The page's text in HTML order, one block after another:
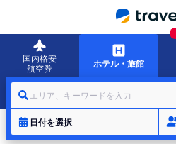
国内格安
航空券
ホテル・旅館
エリア、キーワードを入力
日付を選択